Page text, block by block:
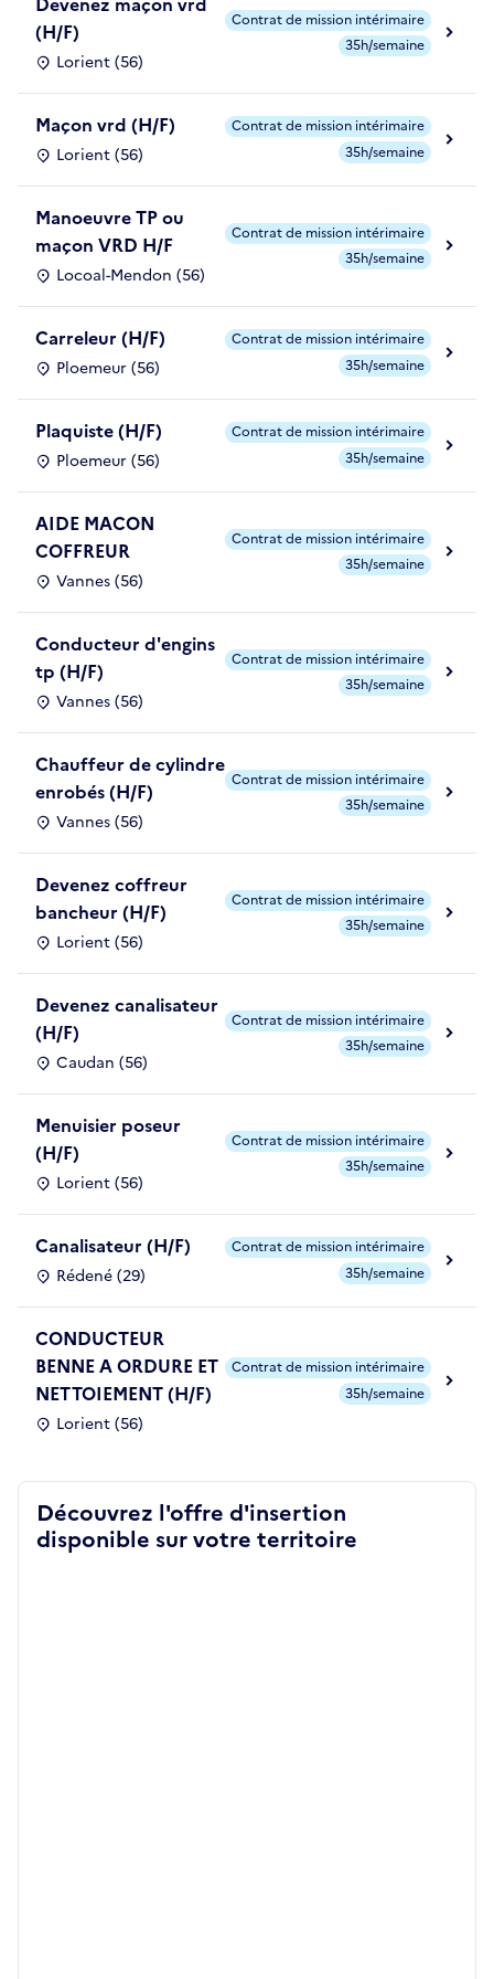
(H/F)
Lorient (56)
Contrat de mission intérimaire
35h/semaine
Maçon vrd (H/F)
Lorient (56)
Contrat de mission intérimaire
35h/semaine
Manoeuvre TP ou
maçon VRD H/F
Locoal-Mendon (56)
Contrat de mission intérimaire
35h/semaine
Carreleur (H/F)
Ploemeur (56)
Contrat de mission intérimaire
35h/semaine
Plaquiste (H/F)
Ploemeur (56)
Contrat de mission intérimaire
35h/semaine
AIDE MACON
COFFREUR
Vannes (56)
Contrat de mission intérimaire
35h/semaine
Conducteur d'engins
tp (H/F)
Vannes (56)
Contrat de mission intérimaire
35h/semaine
Chauffeur de cylindre
enrobés (H/F)
Vannes (56)
Contrat de mission intérimaire
35h/semaine
Devenez coffreur
bancheur (H/F)
Lorient (56)
Contrat de mission intérimaire
35h/semaine
Devenez canalisateur
(H/F)
Caudan (56)
Contrat de mission intérimaire
35h/semaine
Menuisier poseur
(H/F)
Lorient (56)
Contrat de mission intérimaire
35h/semaine
Canalisateur (H/F)
Rédené (29)
Contrat de mission intérimaire
35h/semaine
CONDUCTEUR
BENNE A ORDURE ET
NETTOIEMENT (H/F)
Lorient (56)
Contrat de mission intérimaire
35h/semaine
Découvrez l'offre d'insertion
disponible sur votre territoire